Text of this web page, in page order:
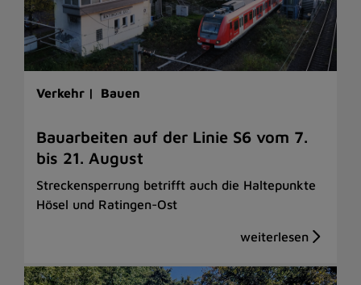
Verkehr | Bauen
Bauarbeiten auf der Linie S6 vom 7.
bis 21. August
Streckensperrung betrifft auch die Haltepunkte
Hösel und Ratingen-Ost